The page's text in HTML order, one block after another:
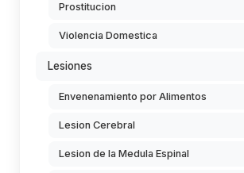
Prostitucion
Violencia Domestica
Lesiones
Envenenamiento por Alimentos
Lesion Cerebral
Lesion de la Medula Espinal